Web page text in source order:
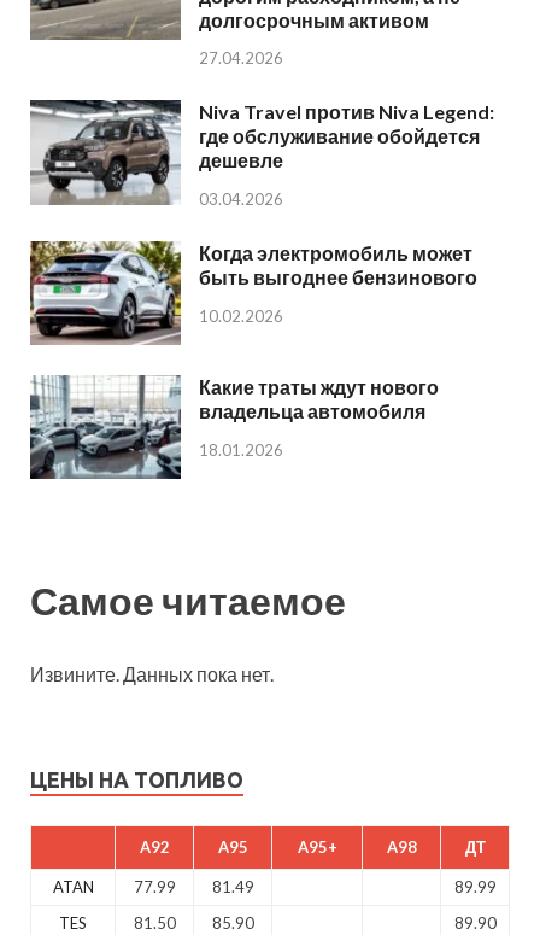
долгосрочным активом
27.04.2026
Niva Travel против Niva Legend:
где обслуживание обойдется
дешевле
03.04.2026
Когда электромобиль может
быть выгоднее бензинового
10.02.2026
Какие траты ждут нового
владельца автомобиля
18.01.2026
Самое читаемое
Извините. Данных пока нет.
ЦЕНЫ НА ТОПЛИВО
A92 A95 A95+ A98 ДТ
ATAN 77.99 81.49
89.99
TES
81.50 85.90
89.90